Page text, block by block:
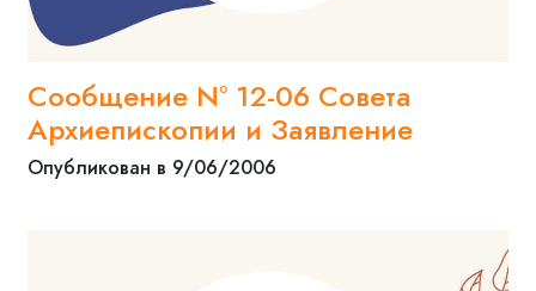
Сообщение N° 12-06 Совета
Архиепископии и Заявление
Опубликован в 9/06/2006